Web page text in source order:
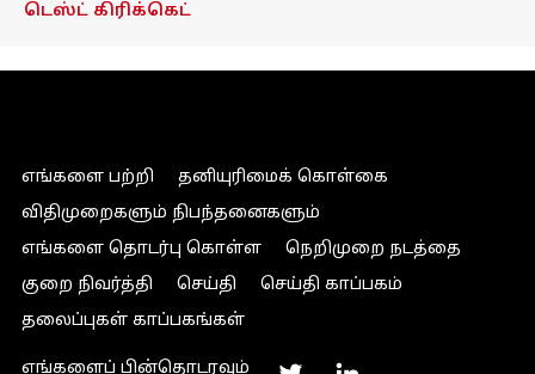
டெஸ்ட் கிரிக்கெட்
எங்களை பற்றி
தனியுரிமைக் கொள்கை
விதிமுறைகளும் நிபந்தனைகளும்
எங்களை தொடர்பு கொள்ள
நெறிமுறை நடத்தை
குறை நிவர்த்தி
செய்தி
செய்தி காப்பகம்
தலைப்புகள் காப்பகங்கள்
எங்களைப் பின்தொடரவும்